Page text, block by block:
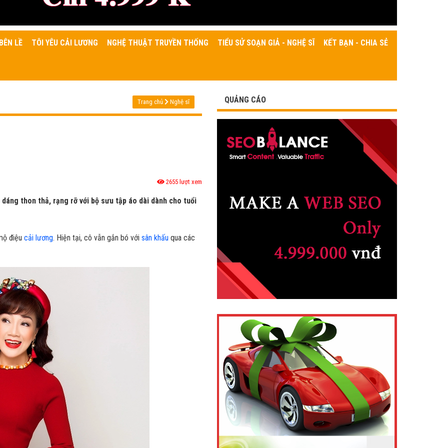
LỀ TÔI YÊU CẢI LƯƠNG NGHỆ THUẬT TRUYỀN THỐNG TIỂU SỬ SOẠN GIẢ - NGHỆ SĨ KẾT BẠN - CHIA SẺ
Trang chủ Nghệ sĩ
2655 lượt xem
thon thả, rạng rỡ với bộ sưu tập áo dài dành cho tuổi
điệu cải lương. Hiện tại, cô vẫn gắn bó với sân khấu qua các
QUẢNG CÁO